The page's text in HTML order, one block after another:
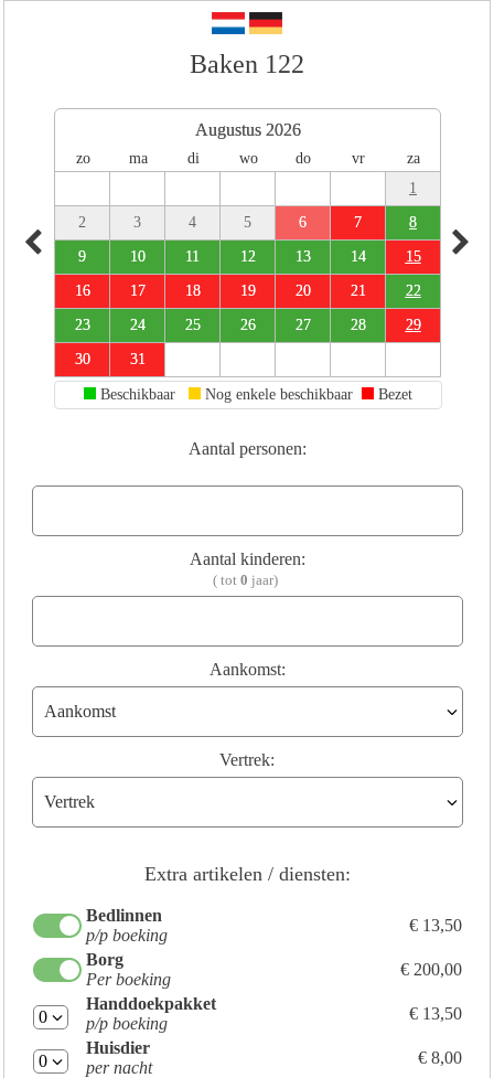
Baken 122
Augustus 2026
zo ma di wo do vr
za
1
2 3 4 5 6 7 8
9 10 11 12 13 14 15
16 17 18 19 20 21 22
23 24 25 26 27 28 29
30 31
Beschikbaar Nog enkele beschikbaar Bezet
Aantal personen:
Aantal kinderen:
( tot 0 jaar)
Aankomst:
Vertrek:
Extra artikelen / diensten:
Bedlinnen
p/p boeking
€ 13,50
Borg
Per boeking
€ 200,00
Handdoekpakket
p/p boeking
€ 13,50
Huisdier
per nacht
€ 8,00